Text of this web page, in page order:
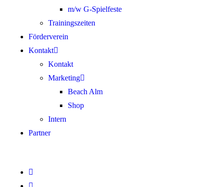
m/w G-Spielfeste
Trainingszeiten
Förderverein
Kontakt
Kontakt
Marketing
Beach Alm
Shop
Intern
Partner